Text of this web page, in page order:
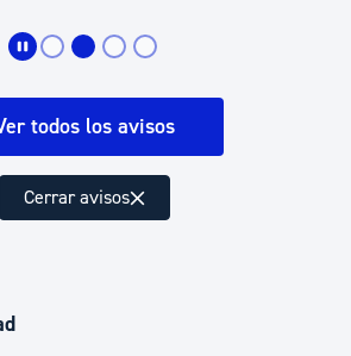
todos los avisos
Cerrar avisos